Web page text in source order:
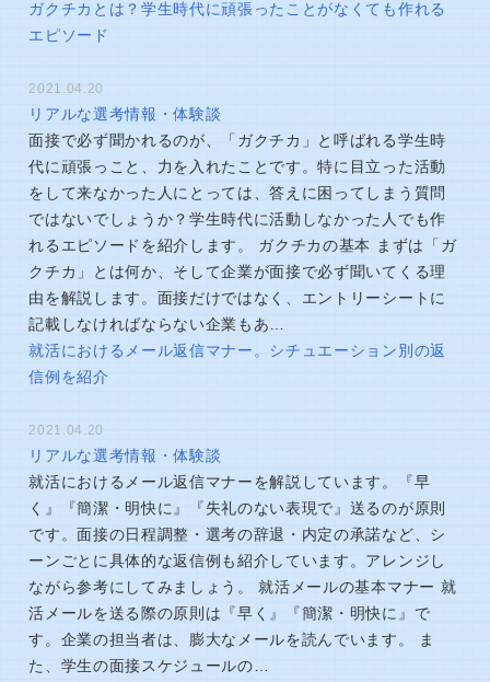
ガクチカとは？学生時代に頑張ったことがなくても作れる
エピソード
2021.04.20
リアルな選考情報・体験談
面接で必ず聞かれるのが、「ガクチカ」と呼ばれる学生時
代に頑張っこと、力を入れたことです。特に目立った活動
をして来なかった人にとっては、答えに困ってしまう質問
ではないでしょうか？学生時代に活動しなかった人でも作
れるエピソードを紹介します。 ガクチカの基本 まずは「ガ
クチカ」とは何か、そして企業が面接で必ず聞いてくる理
由を解説します。面接だけではなく、エントリーシートに
記載しなければならない企業もあ…
就活におけるメール返信マナー。シチュエーション別の返
信例を紹介
2021.04.20
リアルな選考情報・体験談
就活におけるメール返信マナーを解説しています。『早
く』『簡潔・明快に』『失礼のない表現で』送るのが原則
です。面接の日程調整・選考の辞退・内定の承諾など、シ
ーンごとに具体的な返信例も紹介しています。アレンジし
ながら参考にしてみましょう。 就活メールの基本マナー 就
活メールを送る際の原則は『早く』『簡潔・明快に』で
す。企業の担当者は、膨大なメールを読んでいます。 ま
た、学生の面接スケジュールの…